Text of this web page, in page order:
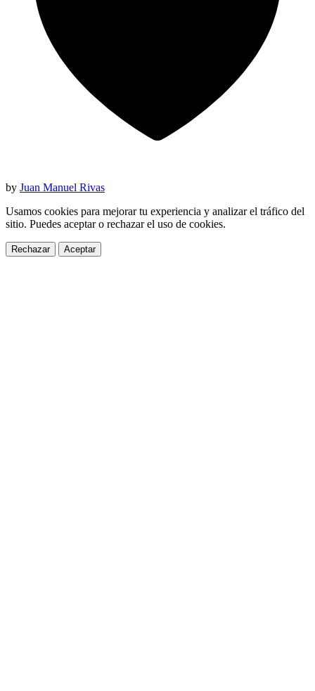
by Juan Manuel Rivas
Usamos cookies para mejorar tu experiencia y analizar el tráfico del
sitio. Puedes aceptar o rechazar el uso de cookies.
Rechazar Aceptar